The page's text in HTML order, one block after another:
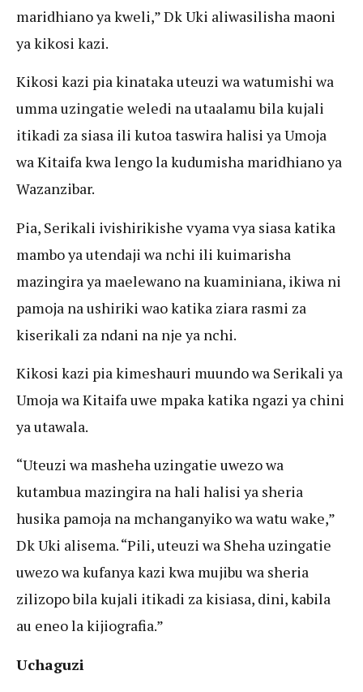
maridhiano ya kweli,” Dk Uki aliwasilisha maoni
ya kikosi kazi.
Kikosi kazi pia kinataka uteuzi wa watumishi wa
umma uzingatie weledi na utaalamu bila kujali
itikadi za siasa ili kutoa taswira halisi ya Umoja
wa Kitaifa kwa lengo la kudumisha maridhiano ya
Wazanzibar.
Pia, Serikali ivishirikishe vyama vya siasa katika
mambo ya utendaji wa nchi ili kuimarisha
mazingira ya maelewano na kuaminiana, ikiwa ni
pamoja na ushiriki wao katika ziara rasmi za
kiserikali za ndani na nje ya nchi.
Kikosi kazi pia kimeshauri muundo wa Serikali ya
Umoja wa Kitaifa uwe mpaka katika ngazi ya chini
ya utawala.
“Uteuzi wa masheha uzingatie uwezo wa
kutambua mazingira na hali halisi ya sheria
husika pamoja na mchanganyiko wa watu wake,”
Dk Uki alisema. “Pili, uteuzi wa Sheha uzingatie
uwezo wa kufanya kazi kwa mujibu wa sheria
zilizopo bila kujali itikadi za kisiasa, dini, kabila
au eneo la kijiografia.”
Uchaguzi